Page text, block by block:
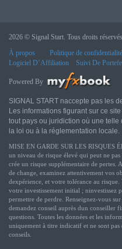
2026 © Signal Start. Tous droits
À propos
Politique de confidentialité
Logiciel D’Affiliation
Suivi De
Powered By
SIGNAL START naccepte pas les
Les informations figurant sur ce
tout pays ou juridiction où une
la loi ou à la réglementation locale.
MISE EN GARDE SUR LES RISQUES
un niveau de risque élevé qui peut ne
crée un risque supplémentaire de pertes.
de change, examinez attentivement vos
dexpérience, et votre tolérance au
votre investissement initial ; ninvestissez
permettre de perdre. Renseignez-vous
demandez conseil auprès dun conseiller
questions. Toutes les données et les
uniquement à titre indicatif et ne sont pas
conseils.